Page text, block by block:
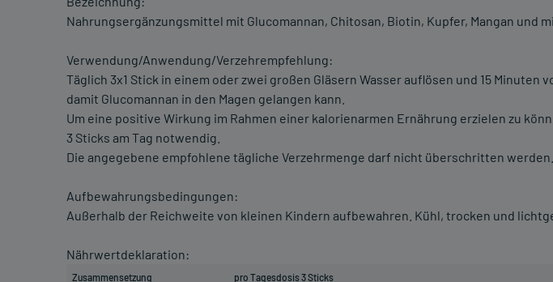
Nahrungsergänzungsmittel mit Glucomannan, Chitosan, Biotin, Kupfer, Mangan und
Verwendung/Anwendung/Verzehrempfehlung:
Täglich 3x1 Stick in einem oder zwei großen Gläsern Wasser auflösen und 15 Minuten
damit Glucomannan in den Magen gelangen kann.
Um eine positive Wirkung im Rahmen einer kalorienarmen Ernährung erzielen zu
3 Sticks am Tag notwendig.
Die angegebene empfohlene tägliche Verzehrmenge darf nicht überschritten werden.
Aufbewahrungsbedingungen:
Außerhalb der Reichweite von kleinen Kindern aufbewahren. Kühl, trocken und
Nährwertdeklaration:
Zusammensetzung pro Tagesdosis 3 Sticks